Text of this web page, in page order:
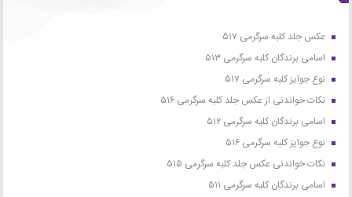
عکس جلد کلبه سرگرمی ۵۱۷
اسامی برندگان کلبه سرگرمی ۵۱۳
نوع جوایز کلبه سرگرمی ۵۱۷
نکات خواندنی از عکس جلد کلبه سرگرمی ۵۱۶
اسامی برندگان کلبه سرگرمی ۵۱۲
نوع جوایز کلبه سرگرمی ۵۱۶
نکات خواندنی عکس جلد کلبه سرگرمی ۵۱۵
اسامی برندگان کلبه سرگرمی ۵۱۱